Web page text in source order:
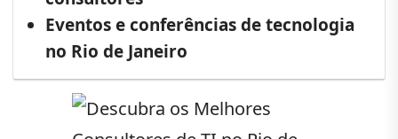
Eventos e conferências de tecnologia
no Rio de Janeiro